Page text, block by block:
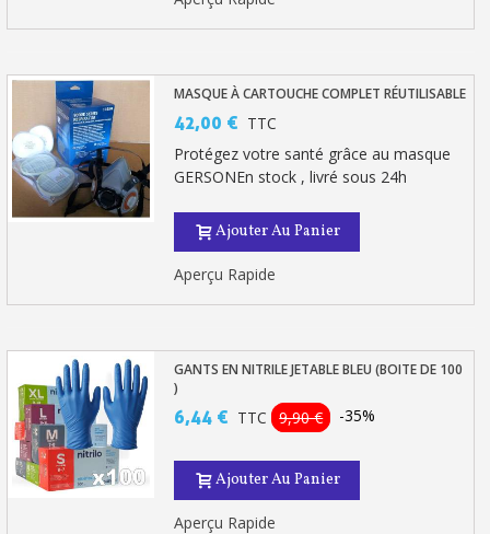
MASQUE À CARTOUCHE COMPLET RÉUTILISABLE
42,00 € TTC
Protégez votre santé grâce au masque
GERSONEn stock , livré sous 24h
Ajouter Au Panier
Aperçu Rapide
GANTS EN NITRILE JETABLE BLEU (BOITE DE 100
)
6,44 € TTC 9,90 € -35%
Ajouter Au Panier
Aperçu Rapide